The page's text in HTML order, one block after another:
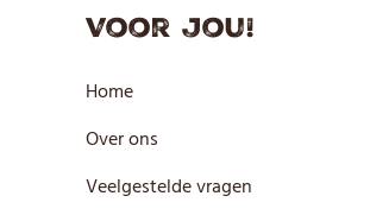
Voor jou!
Home
Over ons
Veelgestelde vragen